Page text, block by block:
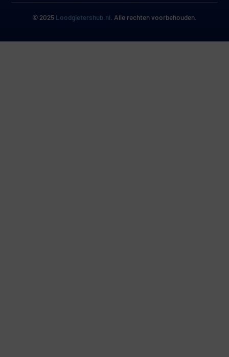
© 2025 Loodgietershub.nl . Alle rechten voorbehouden.